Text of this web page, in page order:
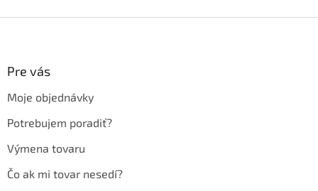
Pre vás
Moje objednávky
Potrebujem poradiť?
Výmena tovaru
Čo ak mi tovar nesedí?